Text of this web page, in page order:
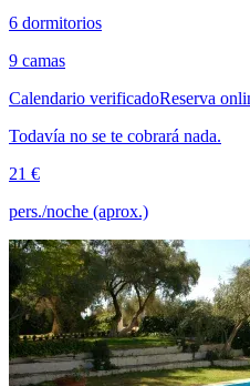
6 dormitorios
9 camas
Calendario verificadoReserva
Todavía no se te cobrará nada.
21 €
pers./noche (aprox.)